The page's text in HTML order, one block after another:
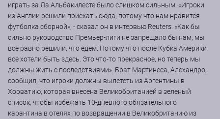
играть за Ла Альбакилесте было слишком сильным. «Игроки
из Англии решили приехать сюда, потому что нам нравится
футболка сборной», - сказал он в интервью Reuters. «Как бы
сильно руководство Премьер-лиги не запрещало бы нам, мы
все равно решили, что едем. Потому что после Кубка Америки
все хотели быть здесь. Это что-то прекрасное, но теперь мы
должны жить с последствиями». Брат Мартинеса, Алехандро,
сообщил, что игроки должны вылететь из Аргентины в
Хорватию, которая внесена Великобританией в зеленый
список, чтобы избежать 10-дневного обязательного
карантина в отелях по возвращении в Великобританию из